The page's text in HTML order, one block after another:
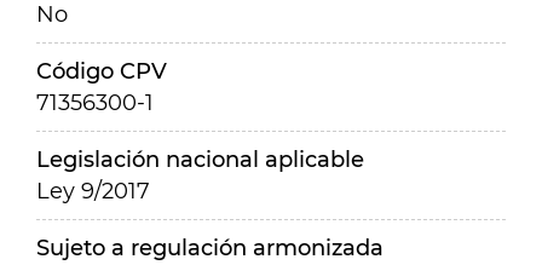
No
Código CPV
71356300-1
Legislación nacional aplicable
Ley 9/2017
Sujeto a regulación armonizada